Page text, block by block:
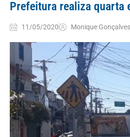
Prefeitura realiza quarta
11/05/2020 Monique